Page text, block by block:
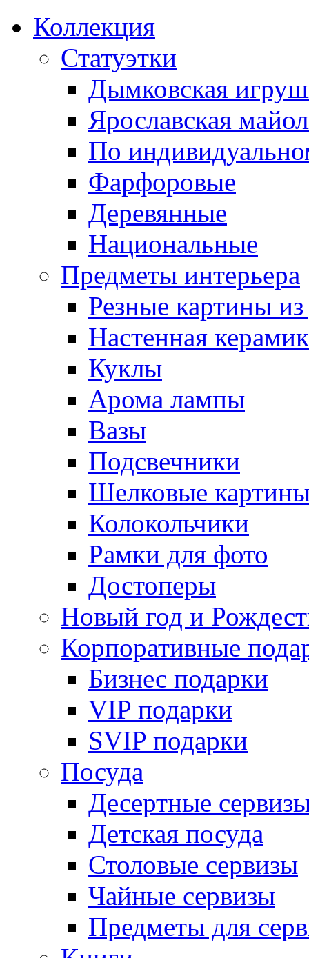
Коллекция
Статуэтки
Дымковская
Ярославская
По
Фарфоровые
Деревянные
Национальные
Предметы интерьера
Резные картины из
Настенная
Куклы
Арома лампы
Вазы
Подсвечники
Шелковые
Колокольчики
Рамки для фото
Достоперы
Новый год и
Корпоративные
Бизнес подарки
VIP подарки
SVIP подарки
Посуда
Десертные
Детская посуда
Столовые сервизы
Чайные сервизы
Предметы для